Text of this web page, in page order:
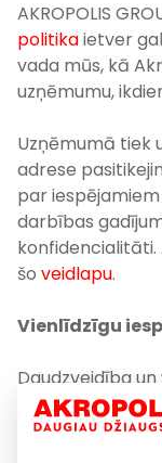
AKROPOLIS
politikaietver
vada mūs, kā
uzņēmumu,
Uzņēmumā tiek
adrese
par
darbības
konfidencialitāti.
šo veidlapu.
Vienlīdzīgu
Daudzveidība
nākotni vērstas
pamats.